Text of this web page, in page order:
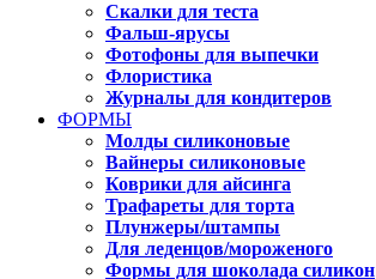
Скалки для теста
Фальш-ярусы
Фотофоны для выпечки
Флористика
Журналы для кондитеров
ФОРМЫ
Молды силиконовые
Вайнеры силиконовые
Коврики для айсинга
Трафареты для торта
Плунжеры/штампы
Для леденцов/мороженого
Формы для шоколада силикон